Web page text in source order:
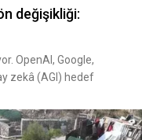
değişikliği:
OpenAI, Google,
zekâ (AGI) hedef